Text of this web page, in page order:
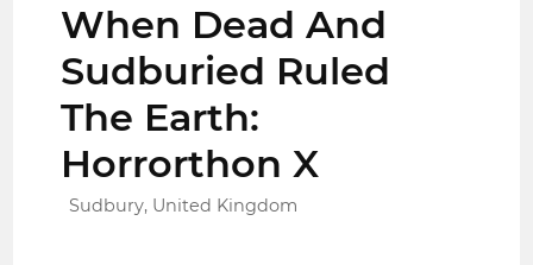
When Dead And
Sudburied Ruled
The Earth:
Horrorthon X
Sudbury, United Kingdom